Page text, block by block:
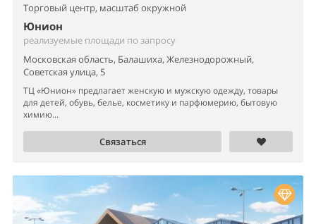
Торговый центр, масштаб окружной
Юнион
реализуемые площади по запросу
Московская область, Балашиха, Железнодорожный,
Советская улица, 5
ТЦ «Юнион» предлагает женскую и мужскую одежду, товары
для детей, обувь, белье, косметику и парфюмерию, бытовую
химию...
Связаться